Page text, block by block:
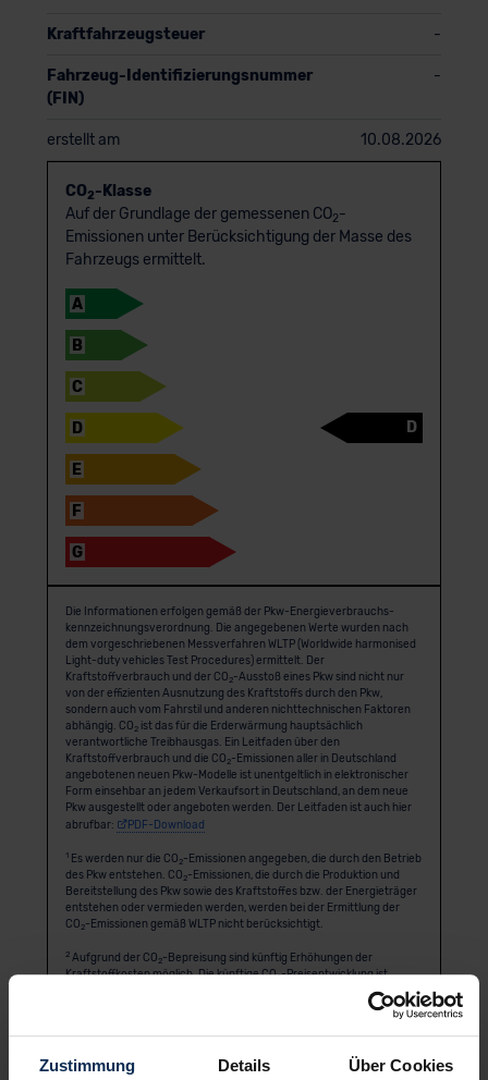
Zustimmung Details Über Cookies
Kraftfahrzeugsteuer -
Fahrzeug-Identifizierungsnummer
(FIN)
-
erstellt am 10.08.2026
CO2-Klasse
Auf der Grundlage der gemessenen CO2-
Emissionen unter Berücksichtigung der Masse des
Fahrzeugs ermittelt.
A
B
C
D
E
F
G
D
Die Informationen erfolgen gemäß der Pkw-Energie­verbrauchs­
kennzeichnungs­verordnung. Die angegebenen Werte wurden nach
dem vorgeschriebenen Messverfahren WLTP (Worldwide harmonised
Light-duty vehicles Test Procedures) ermittelt. Der
Kraftstoffverbrauch und der CO2-Ausstoß eines Pkw sind nicht nur
von der effizienten Ausnutzung des Kraftstoffs durch den Pkw,
sondern auch vom Fahrstil und anderen nichttechnischen Faktoren
abhängig. CO2ist das für die Erderwärmung hauptsächlich
verantwortliche Treibhausgas. Ein Leitfaden über den
Kraftstoffverbrauch und die CO2-Emissionen aller in Deutschland
angebotenen neuen Pkw-Modelle ist unentgeltlich in elektronischer
Form einsehbar an jedem Verkaufsort in Deutschland, an dem neue
Pkw ausgestellt oder angeboten werden. Der Leitfaden ist auch hier
abrufbar:
PDF-Download
1Es werden nur die CO2-Emissionen angegeben, die durch den Betrieb
des Pkw entstehen. CO2-Emissionen, die durch die Produktion und
Bereitstellung des Pkw sowie des Kraftstoffes bzw. der Energieträger
entstehen oder vermieden werden, werden bei der Ermittlung der
CO2-Emissionen gemäß WLTP nicht berücksichtigt.
2Aufgrund der CO2-Bepreisung sind künftig Erhöhungen der
Kraftstoffkosten möglich. Die künftige CO2-Preisentwicklung ist
-Kosten anhand von drei
-Preisen für den Zeitraum 2026 bis 2035
-Preise können sowohl höher als
auch niedriger als in den hier zugrundeliegenden Modellrechnungen
-Kosten sind beim Tanken mit den Kraftstoffkosten
zu bezahlen. Weitere Informationen unter
alternativ-mobil.info.